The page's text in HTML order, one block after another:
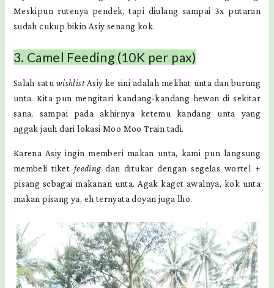
Meskipun rutenya pendek, tapi diulang sampai 3x putaran
sudah cukup bikin Asiy senang kok.
3. Camel Feeding (10K per pax)
Salah satu wishlistAsiy ke sini adalah melihat unta dan burung
unta. Kita pun mengitari kandang-kandang hewan di sekitar
sana, sampai pada akhirnya ketemu kandang unta yang
nggak jauh dari lokasi Moo Moo Train tadi.
Karena Asiy ingin memberi makan unta, kami pun langsung
membeli tiket feeding dan ditukar dengan segelas wortel +
pisang sebagai makanan unta. Agak kaget awalnya, kok unta
makan pisang ya, eh ternyata doyan juga lho.